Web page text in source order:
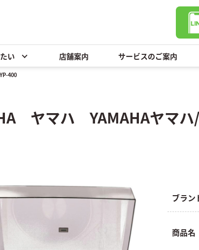
い 店舗案内 サービスのご案内
400
ヤマハ YAMAHAヤマハ
ブラン
商品名